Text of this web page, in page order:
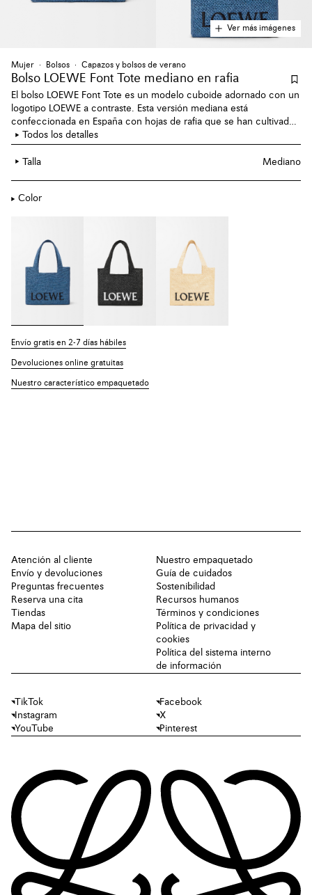
Ver más imágenes
Mujer Bolsos Capazos y bolsos de verano
Bolso LOEWE Font Tote mediano en rafia
El bolso LOEWE Font Tote es un modelo cuboide adornado con un
logotipo LOEWE a contraste. Esta versión mediana está
confeccionada en España con hojas de rafia que se han cultivado,
cosechado, secado al sol y tejido a mano por artesanos en
Madagascar.
Todos los detalles
Talla Mediano
Color
Envío gratis en 2-7 días hábiles
Devoluciones online gratuitas
Nuestro característico empaquetado
Atención al cliente
Envío y devoluciones
Preguntas frecuentes
Reserva una cita
Tiendas
Mapa del sitio
Nuestro empaquetado
Guía de cuidados
Sostenibilidad
Recursos humanos
Términos y condiciones
Política de privacidad y
cookies
Política del sistema interno
de información
TikTok
Facebook
Instagram
X
YouTube
Pinterest